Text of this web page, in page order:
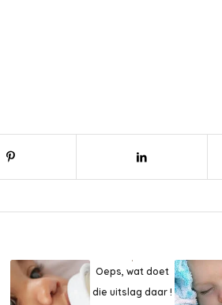
Oeps, wat doet
die uitslag daar !